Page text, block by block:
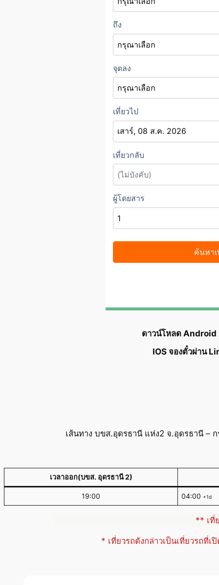
ดาวน์โหลด Android
IOS จองตั๋วผ่าน
เส้นทาง บขส.อุดรธานี แห่ง2 จ.อุดรธานี –
เวลาออก(บขส. อุดรธานี 2)
19:00 04:00 +1d
** เที่
* เที่ยวรถดังกล่าวเป็นเที่ยวรถที่